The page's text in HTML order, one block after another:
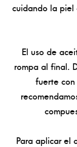
cuidando la
El uso de
rompa al final.
fuerte con
Para aplicar el